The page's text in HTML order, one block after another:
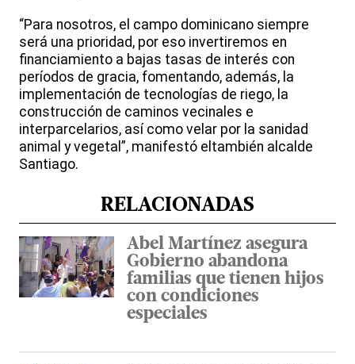
“Para nosotros, el campo dominicano siempre
será una prioridad, por eso invertiremos en
financiamiento a bajas tasas de interés con
períodos de gracia, fomentando, además, la
implementación de tecnologías de riego, la
construcción de caminos vecinales e
interparcelarios, así como velar por la sanidad
animal y vegetal”, manifestó eltambién alcalde
Santiago.
RELACIONADAS
Abel Martínez asegura
Gobierno abandona
familias que tienen hijos
con condiciones
especiales